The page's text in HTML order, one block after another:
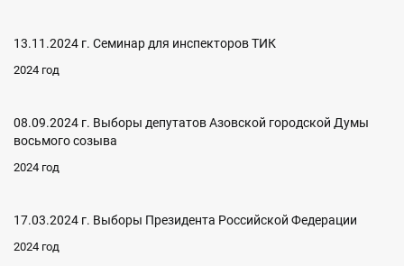
13.11.2024 г. Семинар для инспекторов ТИК
2024 год
08.09.2024 г. Выборы депутатов Азовской городской Думы
восьмого созыва
2024 год
17.03.2024 г. Выборы Президента Российской Федерации
2024 год